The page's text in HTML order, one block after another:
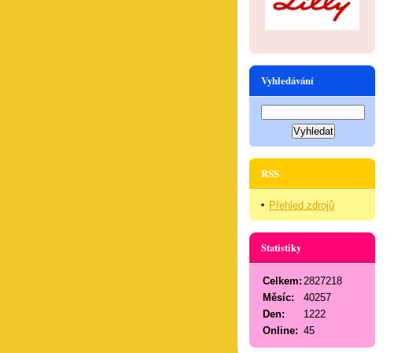
Vyhledávání
RSS
Přehled zdrojů
Statistiky
Online: 45
Celkem: 2827218
Měsíc:
40257
Den:
1222